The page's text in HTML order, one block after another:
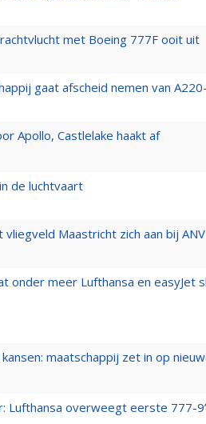
met Boeing 777F ooit uit
gaat afscheid nemen van
Apollo, Castlelake haakt af
de luchtvaart
Maastricht zich aan bij
onder meer Lufthansa en easyJet
maatschappij zet in op
Lufthansa overweegt eerste 777-